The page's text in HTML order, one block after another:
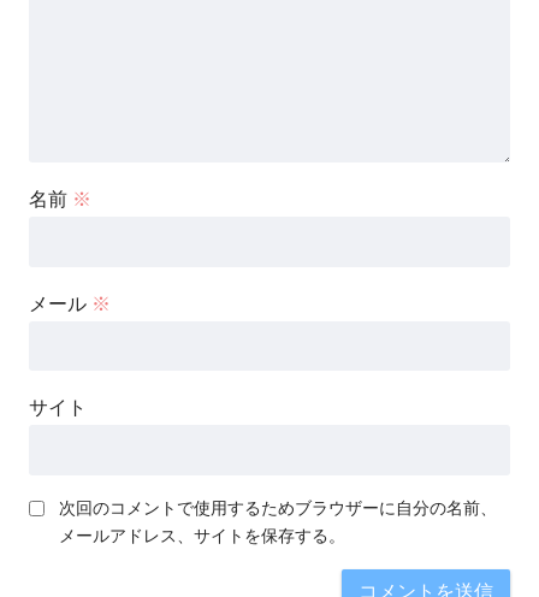
名前 ※
メール ※
サイト
次回のコメントで使用するためブラウザーに自分の名前、
メールアドレス、サイトを保存する。